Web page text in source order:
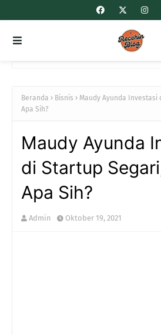
Beranda Bisnis
Maudy Ayunda Investasi
Apa Sih?
Maudy Ayunda
di Startup
Apa Sih?
Admin Oktober 19, 2021